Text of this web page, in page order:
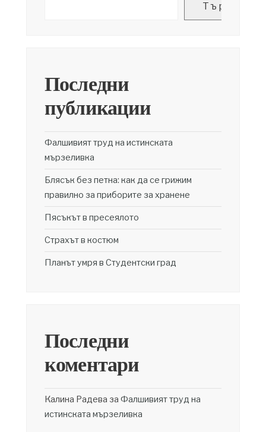
Търсене
Последни
публикации
Фалшивият труд на истинската
мързеливка
Блясък без петна: как да се грижим
правилно за приборите за хранене
Пясъкът в пресеялото
Страхът в костюм
Планът умря в Студентски град
Последни
коментари
Калина Радева за Фалшивият труд на
истинската мързеливка